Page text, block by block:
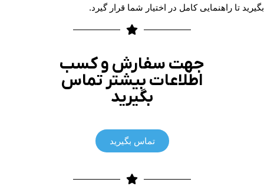
بگیرید تا راهنمایی کامل در اختیار شما قرار گیرد.
جهت سفارش و کسب
اطلاعات بیشتر تماس
بگیرید
تماس بگیرید